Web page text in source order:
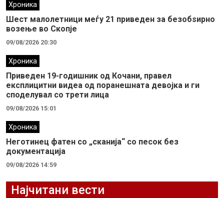
Хроника
Шест малолетници меѓу 21 приведен за безобѕирно
возење во Скопје
09/08/2026 20:30
Хроника
Приведен 19-годишник од Кочани, правел
експлицитни видеа од поранешната девојка и ги
споделувал со трети лица
09/08/2026 15:01
Хроника
Неготинец фатен со „сканија“ со песок без
документација
09/08/2026 14:59
Најчитани вести